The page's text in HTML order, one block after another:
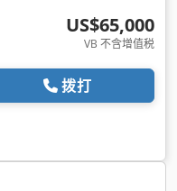
US$65,000
VB 不含增值税
拨打